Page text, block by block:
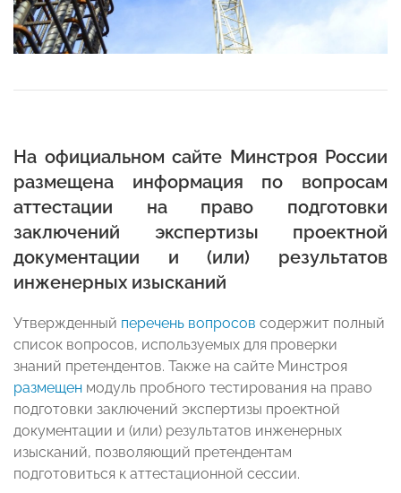
На официальном сайте Минстроя России
размещена информация по вопросам
аттестации на право подготовки
заключений экспертизы проектной
документации и (или) результатов
инженерных изысканий
Утвержденный перечень вопросов содержит полный
список вопросов, используемых для проверки
знаний претендентов. Также на сайте Минстроя
размещен модуль пробного тестирования на право
подготовки заключений экспертизы проектной
документации и (или) результатов инженерных
изысканий, позволяющий претендентам
подготовиться к аттестационной сессии.